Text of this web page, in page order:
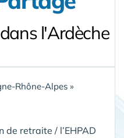
l'Ardèche
Rhône-Alpes »
retraite / l’EHPAD